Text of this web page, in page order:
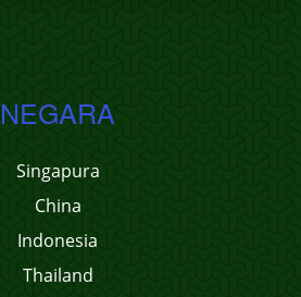
NEGARA
Singapura
China
Indonesia
Thailand